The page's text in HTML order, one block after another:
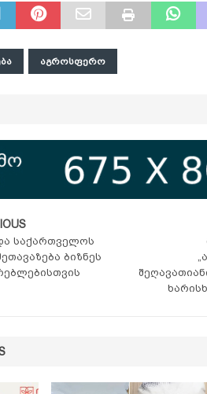
ᲐᲒᲠᲝᲡᲤᲔᲠᲝ
საქართველოს
ბიზნეს